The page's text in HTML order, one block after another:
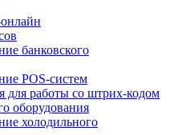
банковского
POS-систем
для работы со штрих-кодом
оборудования
холодильного